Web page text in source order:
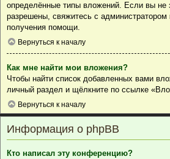
определённые типы вложений. Если вы не
разрешены, свяжитесь с
получения помощи.
Вернуться к началу
Как мне найти мои вложения?
Чтобы найти список добавленных вами
личный раздел и щёлкните по ссылке
Вернуться к началу
Информация о phpBB
Кто написал эту конференцию?